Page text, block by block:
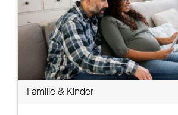
Familie & Kinder